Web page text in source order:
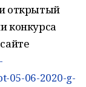
открытый
конкурса
05-06-2020-g-